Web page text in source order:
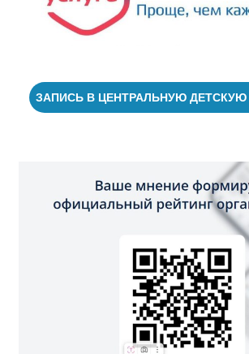
ЗАПИСЬ В ЦЕНТРАЛЬНУЮ ДЕТСКУЮ